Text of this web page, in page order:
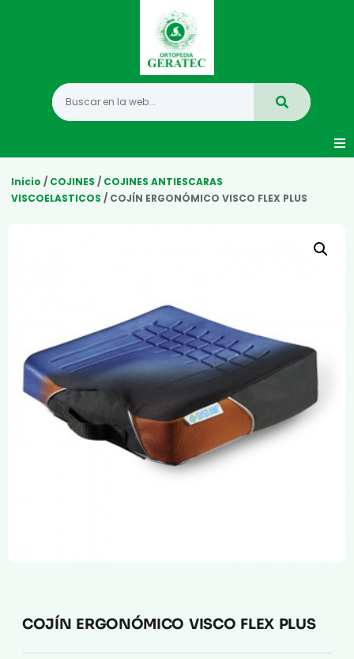
Movilidad
Mastectomia
Compresión Médica
Fabricación a Medida
Inicio / COJINES / COJINES ANTIESCARAS
VISCOELASTICOS / COJÍN ERGONÓMICO VISCO FLEX PLUS
COJÍN ERGONÓMICO VISCO FLEX PLUS